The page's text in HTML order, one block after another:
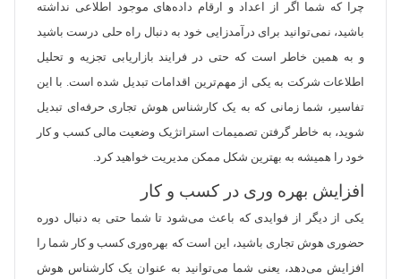
چرا که شما اگر از اعداد و ارقام داده‌های موجود اطلاعی نداشته
باشید، نمی‌توانید برای درآمدزایی خود به دنبال راه حلی درست باشید
و به همین خاطر است که حتی در فرایند بازاریابی تجزیه و تحلیل
اطلاعات شرکت به یکی از مهم‌ترین اقدامات تبدیل شده است. با این
تفاسیر، شما زمانی که به یک کارشناس هوش تجاری حرفه‌ای تبدیل
شوید، به خاطر گرفتن تصمیمات استراتژیک وضعیت مالی کسب و کار
خود را همیشه به بهترین شکل ممکن مدیریت خواهید کرد.
افزایش بهره وری در کسب و کار
یکی از دیگر از فوایدی که باعث می‌شود تا شما حتی به دنبال دوره
حضوری هوش تجاری باشید، این است که بهره‌وری کسب و کار شما را
افزایش می‌دهد، یعنی شما می‌توانید به عنوان یک کارشناس هوش